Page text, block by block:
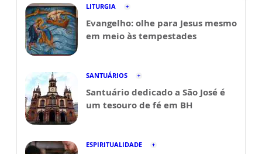
LITURGIA
Evangelho: olhe para Jesus mesmo
em meio às tempestades
SANTUÁRIOS
Santuário dedicado a São José é
um tesouro de fé em BH
ESPIRITUALIDADE